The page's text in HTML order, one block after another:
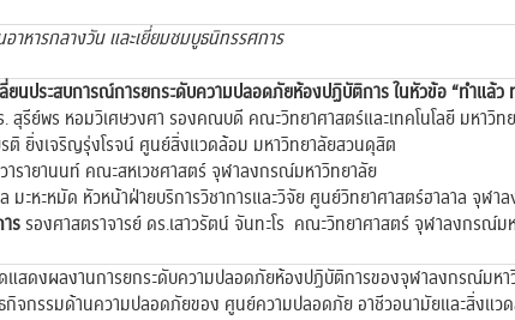
าหารกลางวัน และเยี่ยมชมบูธนิทรรศการ
ลี่ยนประสบการณ์การยกระดับความปลอดภัยห้องปฏิบัติการ ในหัวข้อ “ทำแล้ว
. สุรีย์พร หอมวิเศษวงศา รองคณบดี คณะวิทยาศาสตร์และเทคโนโลยี มหาวิท
ติ ยิ่งเจริญรุ่งโรจน์ ศูนย์สิ่งแวดล้อม มหาวิทยาลัยสวนดุสิต
รายานนท์ คณะสหเวชศาสตร์ จุฬาลงกรณ์มหาวิทยาลัย
มะหะหมัด หัวหน้าฝ่ายบริการวิชาการและวิจัย ศูนย์วิทยาศาสตร์ฮาลาล จุฬา
ร รองศาสตราจารย์ ดร.เสาวรัตน์ จันทะโร คณะวิทยาศาสตร์ จุฬาลงกรณ์ม
แสดงผลงานการยกระดับความปลอดภัยห้องปฏิบัติการของจุฬาลงกรณ์มหา
กิจกรรมด้านความปลอดภัยของ ศูนย์ความปลอดภัย อาชีวอนามัยและสิ่งแว